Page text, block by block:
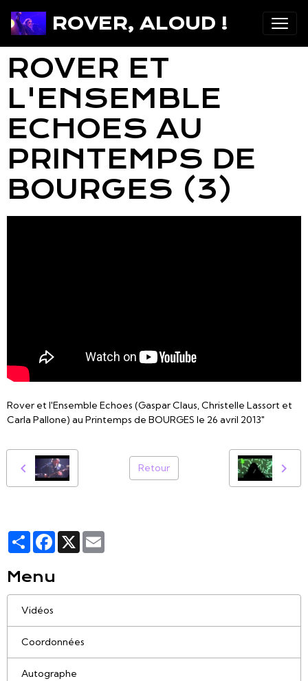
ROVER, ALOUD !
ROVER ET
L'ENSEMBLE
ECHOES AU
PRINTEMPS DE
BOURGES (3)
Rover et l'Ensemble Echoes (Gaspar Claus, Christelle Lassort et
Carla Pallone) au Printemps de BOURGES le 26 avril 2013"
Retour
PartagerFacebook
X
Menu
Vidéos
Coordonnées
Autographe